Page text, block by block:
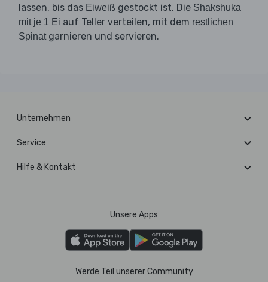
lassen, bis das Eiweiß gestockt ist. Die Shakshuka
mit je 1 Ei auf Teller verteilen, mit dem restlichen
Spinatgarnieren und servieren.
Unternehmen
Service
Hilfe & Kontakt
Unsere Apps
Werde Teil unserer Community